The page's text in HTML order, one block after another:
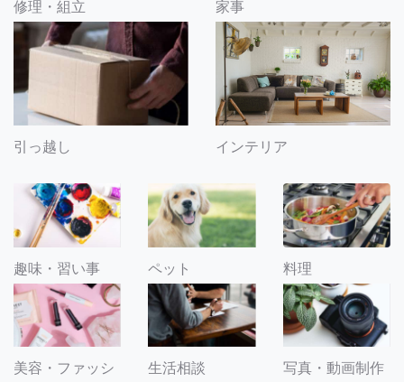
修理・組立 家事
引っ越し インテリア
趣味・習い事 ペット 料理
美容・ファッシ
生活相談 写真・動画制作